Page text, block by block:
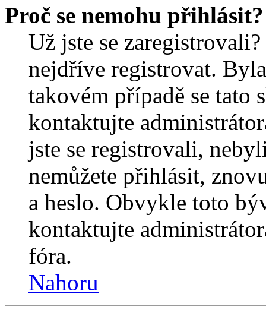
Proč se nemohu přihlásit?
Už jste se
nejdříve registrovat.
takovém případě se tato
kontaktujte
jste se registrovali,
nemůžete přihlásit,
a heslo. Obvykle toto
kontaktujte
fóra.
Nahoru